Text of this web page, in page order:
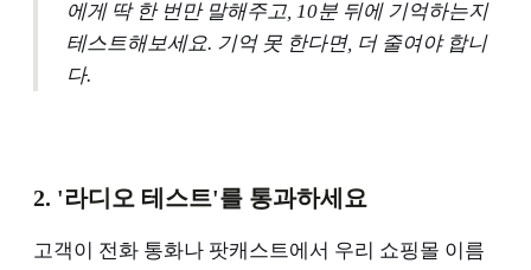
에게 딱 한 번만 말해주고, 10분 뒤에 기억하는지
테스트해보세요. 기억 못 한다면, 더 줄여야 합니
다.
2. '라디오 테스트'를 통과하세요
고객이 전화 통화나 팟캐스트에서 우리 쇼핑몰 이름